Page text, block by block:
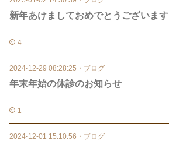
新年あけましておめでとうございます
4
2024-12-29 08:28:25 ・ ブログ
年末年始の休診のお知らせ
1
2024-12-01 15:10:56 ・ ブログ